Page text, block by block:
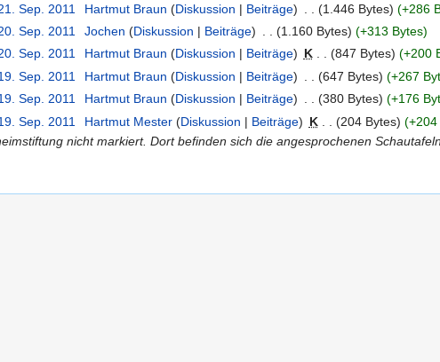
Sep. 2011 Hartmut Braun (Diskussion | Beiträge) (1.446 Bytes) (+286
Sep. 2011 Jochen (Diskussion | Beiträge) (1.160 Bytes) (+313 Bytes)
Sep. 2011 Hartmut Braun (Diskussion | Beiträge) K . . (847 Bytes) (+200
Sep. 2011 Hartmut Braun (Diskussion | Beiträge) (647 Bytes) (+267
Sep. 2011 Hartmut Braun (Diskussion | Beiträge) (380 Bytes) (+176
Sep. 2011 Hartmut Mester (Diskussion | Beiträge) K (204 Bytes) (+204
nicht markiert. Dort befinden sich die angesprochenen